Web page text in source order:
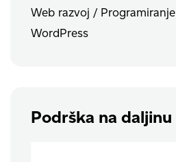
Web razvoj / Programiranje
WordPress
Podrška na daljinu